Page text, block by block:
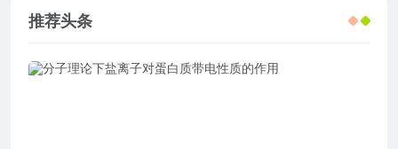
推荐头条